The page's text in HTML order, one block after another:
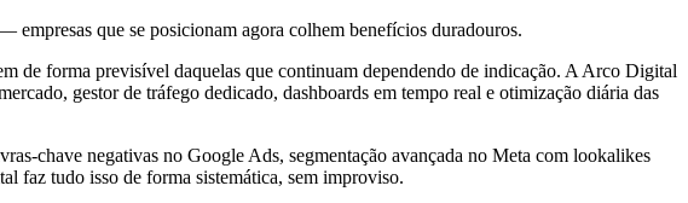
que se posicionam agora colhem benefícios duradouros.
de forma previsível daquelas que continuam dependendo de indicação. A Arco Digital
gestor de tráfego dedicado, dashboards em tempo real e otimização diária das
chave negativas no Google Ads, segmentação avançada no Meta com lookalikes
faz tudo isso de forma sistemática, sem improviso.